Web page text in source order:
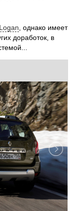
, однако имеет
доработок, в